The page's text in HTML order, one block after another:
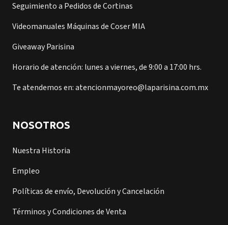
Seguimiento a Pedidos de Cortinas
Videomanuales Máquinas de Coser MIA
Giveaway Parisina
Horario de atención: lunes a viernes, de 9:00 a 17:00 hrs.
Te atendemos en: atencionmayoreo@laparisina.com.mx
NOSOTROS
Nuestra Historia
Empleo
Políticas de envío, Devolución y Cancelación
Términos y Condiciones de Venta